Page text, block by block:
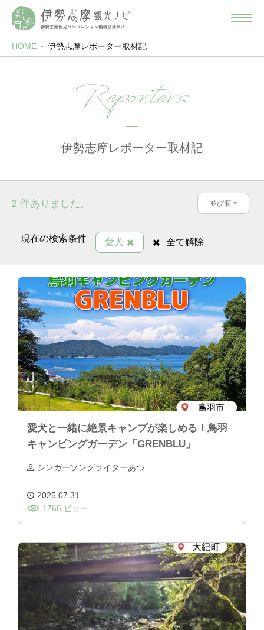
HOME 伊勢志摩レポーター取材記
Reporters
伊勢志摩レポーター取材記
2 件ありました。 並び順
現在の検索条件 愛犬 全て解除
愛犬と一緒に絶景キャンプが楽しめる！鳥羽
キャンピングガーデン「GRENBLU」
シンガーソングライターあつ
2025.07.31
1766 ビュー